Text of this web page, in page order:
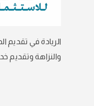
الريادة في تقديم
والنزاهة وتقديم